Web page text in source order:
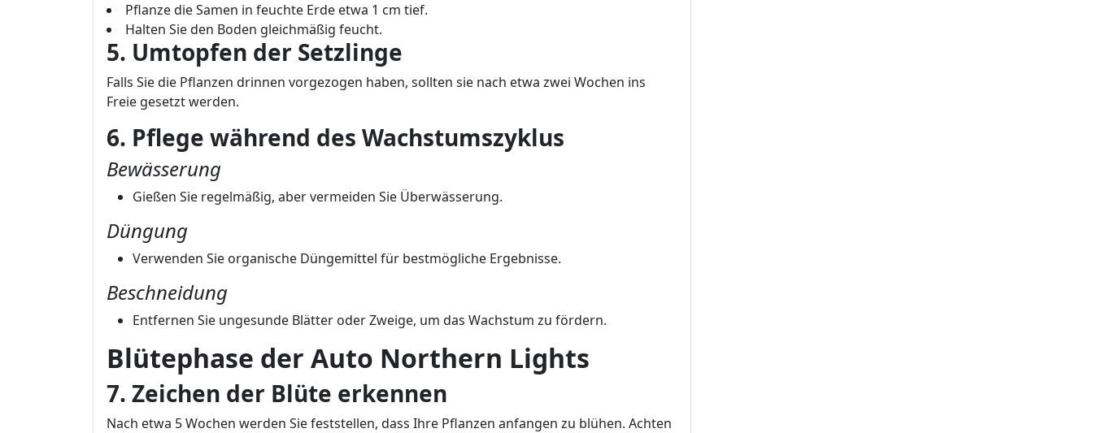
Pflanze die Samen in feuchte Erde etwa 1 cm tief.
Halten Sie den Boden gleichmäßig feucht.
5. Umtopfen der Setzlinge
Falls Sie die Pflanzen drinnen vorgezogen haben, sollten sie nach etwa zwei Wochen ins
Freie gesetzt werden.
6. Pflege während des Wachstumszyklus
Bewässerung
Gießen Sie regelmäßig, aber vermeiden Sie Überwässerung.
Düngung
Verwenden Sie organische Düngemittel für bestmögliche Ergebnisse.
Beschneidung
Entfernen Sie ungesunde Blätter oder Zweige, um das Wachstum zu fördern.
Blütephase der Auto Northern Lights
7. Zeichen der Blüte erkennen
Nach etwa 5 Wochen werden Sie feststellen, dass Ihre Pflanzen anfangen zu blühen. Achten